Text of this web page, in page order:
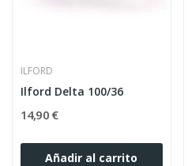
ILFORD
Ilford Delta 100/36
14,90 €
Añadir al carrito